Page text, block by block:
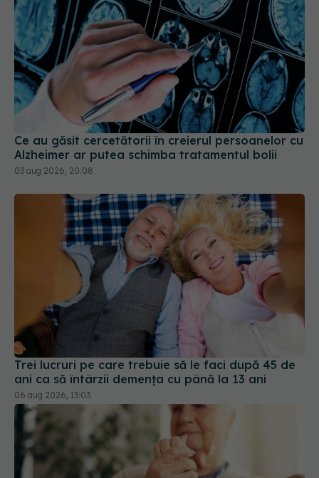
Ce au găsit cercetătorii în creierul persoanelor cu
Alzheimer ar putea schimba tratamentul bolii
03 aug 2026, 20:08
Trei lucruri pe care trebuie să le faci după 45 de
ani ca să întârzii demența cu până la 13 ani
06 aug 2026, 13:03